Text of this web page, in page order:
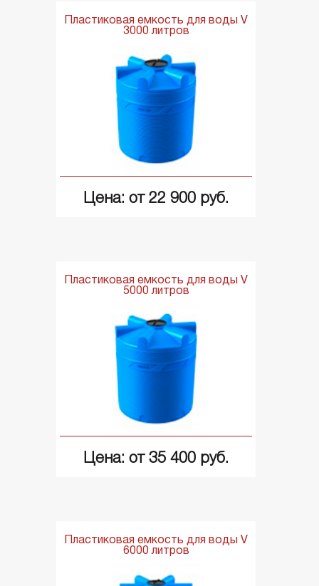
Пластиковая емкость для воды V
3000 литров
Цена: от 22 900 руб.
Пластиковая емкость для воды V
5000 литров
Цена: от 35 400 руб.
Пластиковая емкость для воды V
6000 литров